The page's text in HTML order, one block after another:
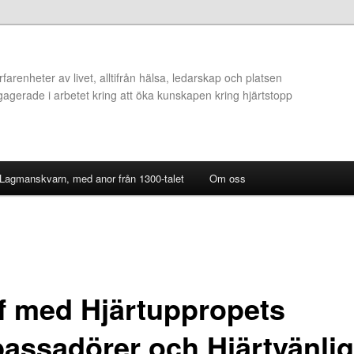
av livet, alltifrån hälsa, ledarskap och platsen
i arbetet kring att öka kunskapen kring hjärtstopp
med anor från 1300-talet Om oss
med Hjärtuppropets
och